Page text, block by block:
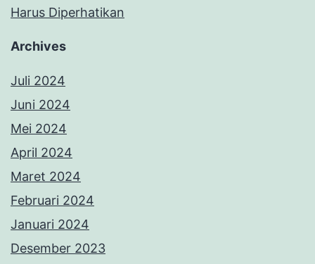
Harus Diperhatikan
Archives
Juli 2024
Juni 2024
Mei 2024
April 2024
Maret 2024
Februari 2024
Januari 2024
Desember 2023